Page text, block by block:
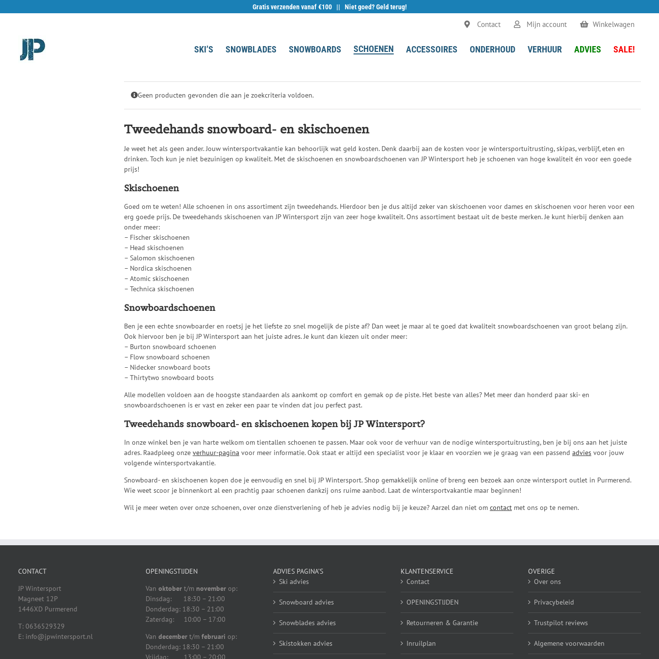
Gratis verzenden vanaf €100 || Niet goed? Geld terug!
Ga
Contact Mijn account Winkelwagen
SKI’S SNOWBLADES SNOWBOARDS SCHOENEN ACCESSOIRES ONDERHOUD VERHUUR ADVIES SALE!
Geen producten gevonden die aan je zoekcriteria voldoen.
Tweedehands snowboard- en skischoenen
Je weet het als geen ander. Jouw wintersportvakantie kan behoorlijk wat geld kosten. Denk daarbij aan de kosten voor je wintersportuitrusting, skipas, verblijf, eten en
drinken. Toch kun je niet bezuinigen op kwaliteit. Met de skischoenen en snowboardschoenen van JP Wintersport heb je schoenen van hoge kwaliteit én voor een goede
prijs!
Skischoenen
Goed om te weten! Alle schoenen in ons assortiment zijn tweedehands. Hierdoor ben je dus altijd zeker van skischoenen voor dames en skischoenen voor heren voor een
erg goede prijs. De tweedehands skischoenen van JP Wintersport zijn van zeer hoge kwaliteit. Ons assortiment bestaat uit de beste merken. Je kunt hierbij denken aan
onder meer:
– Fischer skischoenen
– Head skischoenen
– Salomon skischoenen
– Nordica skischoenen
– Atomic skischoenen
– Technica skischoenen
Snowboardschoenen
Ben je een echte snowboarder en roetsj je het liefste zo snel mogelijk de piste af? Dan weet je maar al te goed dat kwaliteit snowboardschoenen van groot belang zijn.
Ook hiervoor ben je bij JP Wintersport aan het juiste adres. Je kunt dan kiezen uit onder meer:
– Burton snowboard schoenen
– Flow snowboard schoenen
– Nidecker snowboard boots
– Thirtytwo snowboard boots
Alle modellen voldoen aan de hoogste standaarden als aankomt op comfort en gemak op de piste. Het beste van alles? Met meer dan honderd paar ski- en
snowboardschoenen is er vast en zeker een paar te vinden dat jou perfect past.
Tweedehands snowboard- en skischoenen kopen bij JP Wintersport?
In onze winkel ben je van harte welkom om tientallen schoenen te passen. Maar ook voor de verhuur van de nodige wintersportuitrusting, ben je bij ons aan het juiste
adres. Raadpleeg onze verhuur-pagina voor meer informatie. Ook staat er altijd een specialist voor je klaar en voorzien we je graag van een passend adviesvoor jouw
volgende wintersportvakantie.
Snowboard- en skischoenen kopen doe je eenvoudig en snel bij JP Wintersport. Shop gemakkelijk online of breng een bezoek aan onze wintersport outlet in Purmerend.
Wie weet scoor je binnenkort al een prachtig paar schoenen dankzij ons ruime aanbod. Laat de wintersportvakantie maar beginnen!
Wil je meer weten over onze schoenen, over onze dienstverlening of heb je advies nodig bij je keuze? Aarzel dan niet om contactmet ons op te nemen.
CONTACT
JP Wintersport
Magneet 12P
1446XD Purmerend
T: 0636529329
E: info@jpwintersport.nl
OPENINGSTIJDEN
Van oktober t/m november op:
Dinsdag: 18:30 – 21:00
Donderdag: 18:30 – 21:00
Zaterdag: 10:00 – 17:00
Van december t/m februari op:
Donderdag: 18:30 – 21:00
Vrijdag: 13:00 – 20:00
ADVIES PAGINA’S
Ski advies
Snowboard advies
Snowblades advies
Skistokken advies
KLANTENSERVICE
Contact
OPENINGSTIJDEN
Retourneren & Garantie
Inruilplan
OVERIGE
Over ons
Privacybeleid
Trustpilot reviews
Algemene voorwaarden